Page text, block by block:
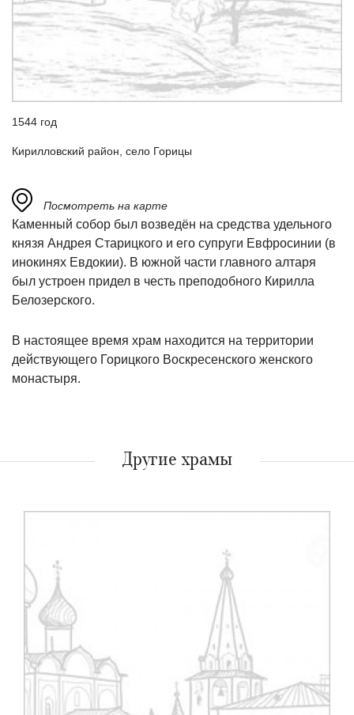
1544 год
Кирилловский район, село Горицы
Посмотреть на карте
Каменный собор был возведён на средства удельного
князя Андрея Старицкого и его супруги Евфросинии (в
инокинях Евдокии). В южной части главного алтаря
был устроен придел в честь преподобного Кирилла
Белозерского.
В настоящее время храм находится на территории
действующего Горицкого Воскресенского женского
монастыря.
Другие храмы